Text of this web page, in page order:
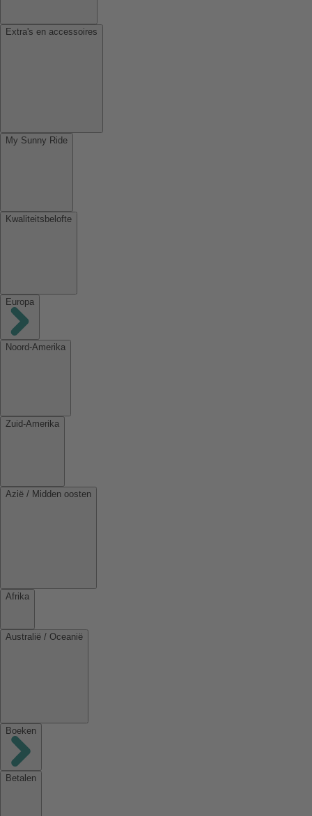
Extra's en accessoires
My Sunny Ride
Kwaliteitsbelofte
Europa
Noord-Amerika
Zuid-Amerika
Azië / Midden oosten
Afrika
Australië / Oceanië
Boeken
Betalen